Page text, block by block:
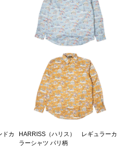
ドカ
HARRISS（ハリス） レギュラーカ
ラーシャツ パリ柄